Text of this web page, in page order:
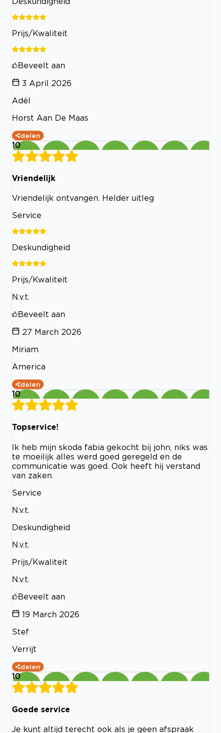
Prijs/Kwaliteit
Beveelt aan
3 April 2026
Adél
Horst Aan De Maas
delen
10
Vriendelijk
Vriendelijk ontvangen. Helder uitleg
Service
Deskundigheid
Prijs/Kwaliteit
N.v.t.
Beveelt aan
27 March 2026
Miriam
America
delen
10
Topservice!
Ik heb mijn skoda fabia gekocht bij john, niks was
te moeilijk alles werd goed geregeld en de
communicatie was goed. Ook heeft hij verstand
van zaken.
Service
N.v.t.
Deskundigheid
N.v.t.
Prijs/Kwaliteit
N.v.t.
Beveelt aan
19 March 2026
Stef
Verrijt
delen
10
Goede service
Je kunt altijd terecht ook als je geen afspraak